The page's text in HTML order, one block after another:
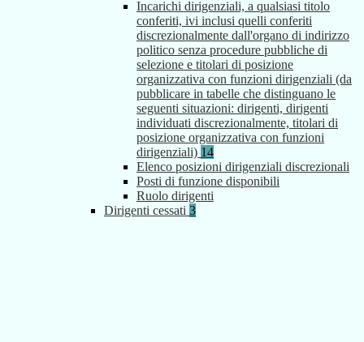
Incarichi dirigenziali, a qualsiasi titolo
conferiti, ivi inclusi quelli conferiti
discrezionalmente dall'organo di indirizzo
politico senza procedure pubbliche di
selezione e titolari di posizione
organizzativa con funzioni dirigenziali (da
pubblicare in tabelle che distinguano le
seguenti situazioni: dirigenti, dirigenti
individuati discrezionalmente, titolari di
posizione organizzativa con funzioni
dirigenziali) 14
Elenco posizioni dirigenziali discrezionali
Posti di funzione disponibili
Ruolo dirigenti
Dirigenti cessati 3